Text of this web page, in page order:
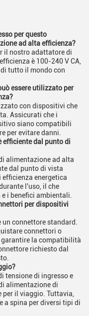
per questo
ad alta efficienza?
il nostro adattatore di
è 100-240 V CA,
tutto il mondo con
essere utilizzato per
con dispositivi che
Assicurati che i
siano compatibili
per evitare danni.
efficiente dal punto di
alimentazione ad alta
dal punto di vista
efficienza energetica
l'uso, il che
i benefici ambientali.
per dispositivi
connettore standard.
connettori o
la compatibilità
richiesto dal
tensione di ingresso e
alimentazione di
il viaggio. Tuttavia,
a spina per diversi tipi di